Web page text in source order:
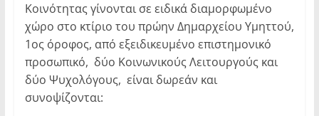
Κοινότητας γίνονται σε ειδικά διαμορφωμένο
χώρο στο κτίριο του πρώην Δημαρχείου Υμηττού,
1ος όροφος, από εξειδικευμένο επιστημονικό
προσωπικό, δύο Κοινωνικούς Λειτουργούς και
δύο Ψυχολόγους, είναι δωρεάν και
συνοψίζονται: